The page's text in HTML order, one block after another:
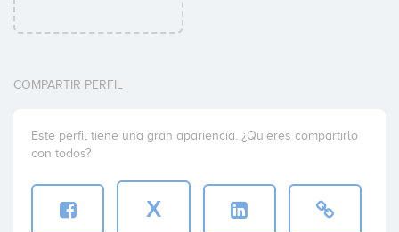
COMPARTIR PERFIL
Este perfil tiene una gran apariencia. ¿Quieres compartirlo
con todos?
X